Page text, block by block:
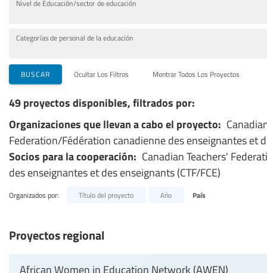
Nivel de Educación/sector de educación
Categorías de personal de la educación
BUSCAR Ocultar Los Filtros Montrar Todos Los Proyectos
49 proyectos disponibles, filtrados por:
Organizaciones que llevan a cabo el proyecto:
Federation/Fédération canadienne des enseignantes et
Socios para la cooperación: Canadian Teachers'
des enseignantes et des enseignants (CTF/FCE)
Organizados por: Título del proyecto Año País
Proyectos regional
African Women in Education Network (AWEN)